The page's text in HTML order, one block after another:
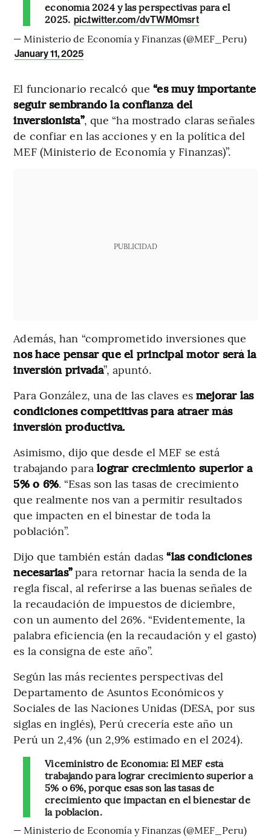
economía 2024 y las perspectivas para el
2025. pic.twitter.com/dvTWM0msrt
— Ministerio de Economía y Finanzas (@MEF_Peru)
January 11, 2025
El funcionario recalcó que“es muy importante
seguir sembrando la confianza del
inversionista”, que “ha mostrado claras señales
de confiar en las acciones y en la política del
MEF (Ministerio de Economía y Finanzas)”.
PUBLICIDAD
Además, han “comprometido inversiones que
nos hace pensar que el principal motor será la
inversión privada”, apuntó.
Para González, una de las claves es mejorar las
condiciones competitivas para atraer más
inversión productiva.
Asimismo, dijo que desde el MEF se está
trabajando para lograr crecimiento superior a
5% o 6%. “Esas son las tasas de crecimiento
que realmente nos van a permitir resultados
que impacten en el binestar de toda la
población”.
Dijo que también están dadas“las condiciones
necesarias”para retornar hacia la senda de la
regla fiscal, al referirse a las buenas señales de
la recaudación de impuestos de diciembre,
con un aumento del 26%. “Evidentemente, la
palabra eficiencia (en la recaudación y el gasto)
es la consigna de este año”.
Según las más recientes perspectivas del
Departamento de Asuntos Económicos y
Sociales de las Naciones Unidas (DESA, por sus
siglas en inglés), Perú crecería este año un
Perú un 2,4% (un 2,9% estimado en el 2024).
Viceministro de Economía: El MEF está
trabajando para lograr crecimiento superior a
5% o 6%, porque esas son las tasas de
crecimiento que impactan en el bienestar de
la población.
— Ministerio de Economía y Finanzas (@MEF_Peru)